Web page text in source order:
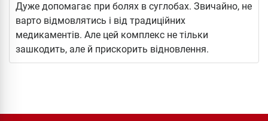
Дуже допомагає при болях в суглобах. Звичайно, не
варто відмовлятись і від традиційних
медикаментів. Але цей комплекс не тільки
зашкодить, але й прискорить відновлення.